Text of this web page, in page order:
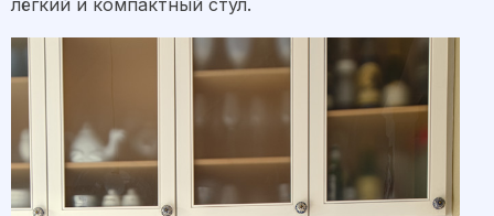
лёгкий и компактный стул.